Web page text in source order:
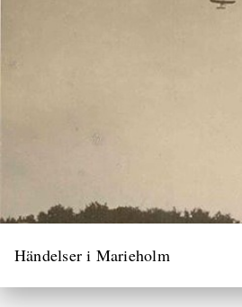
Händelser i Marieholm